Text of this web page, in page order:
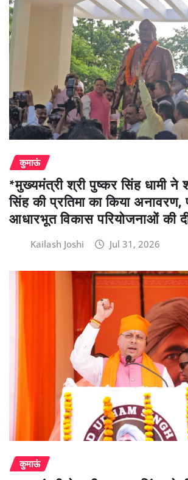
कुमाऊं
*मुख्यमंत्री श्री पुष्कर सिंह धामी
सिंह की प्रतिमा का किया अनावरण,
आधारभूत विकास परियोजनाओं की
Kailash Joshi Jul 31, 2026
कुमाऊं